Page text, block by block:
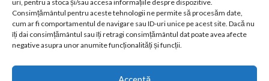
uri, pentru a stoca și/sau accesa informațiile despre dispozitive.
Consimțământul pentru aceste tehnologii ne permite să procesăm date,
cum ar fi comportamentul de navigare sau ID-uri unice pe acest site. Dacă nu
îți dai consimțământul sau îți retragi consimțământul dat poate avea afecte
negative asupra unor anumite funcționalități și funcții.